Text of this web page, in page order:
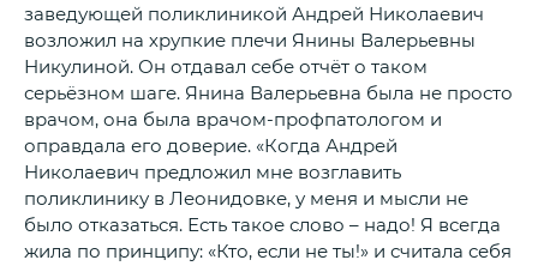
заведующей поликлиникой Андрей Николаевич
возложил на хрупкие плечи Янины Валерьевны
Никулиной. Он отдавал себе отчёт о таком
серьёзном шаге. Янина Валерьевна была не просто
врачом, она была врачом-профпатологом и
оправдала его доверие. «Когда Андрей
Николаевич предложил мне возглавить
поликлинику в Леонидовке, у меня и мысли не
было отказаться. Есть такое слово – надо! Я всегда
жила по принципу: «Кто, если не ты!» и считала себя